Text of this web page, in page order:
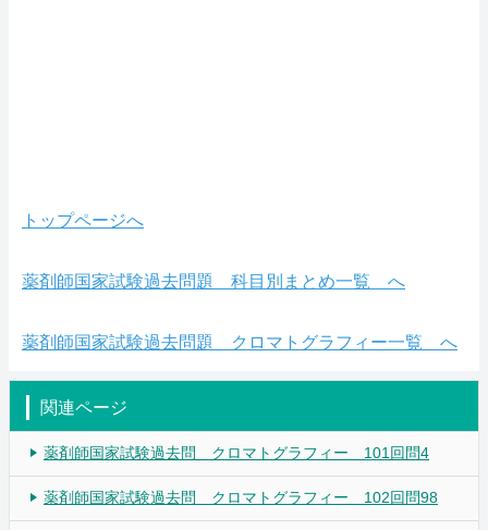
トップページへ
薬剤師国家試験過去問題 科目別まとめ一覧 へ
薬剤師国家試験過去問題 クロマトグラフィー一覧 へ
関連ページ
薬剤師国家試験過去問 クロマトグラフィー 101回問4
薬剤師国家試験過去問 クロマトグラフィー 102回問98